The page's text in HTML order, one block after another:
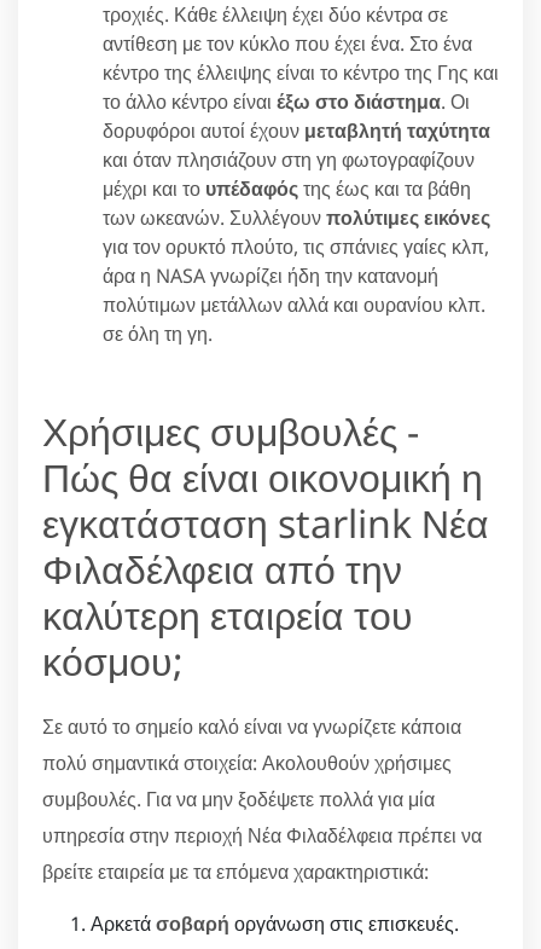
τροχιές. Κάθε έλλειψη έχει δύο κέντρα σε
αντίθεση με τον κύκλο που έχει ένα. Στο ένα
κέντρο της έλλειψης είναι το κέντρο της Γης και
το άλλο κέντρο είναι έξω στο διάστημα. Οι
δορυφόροι αυτοί έχουν μεταβλητή ταχύτητα
και όταν πλησιάζουν στη γη φωτογραφίζουν
μέχρι και το υπέδαφόςτης έως και τα βάθη
των ωκεανών. Συλλέγουνπολύτιμες εικόνες
για τον ορυκτό πλούτο, τις σπάνιες γαίες κλπ,
άρα η NASA γνωρίζει ήδη την κατανομή
πολύτιμων μετάλλων αλλά και ουρανίου κλπ.
σε όλη τη γη.
Χρήσιμες συμβουλές -
Πώς θα είναι οικονομική η
εγκατάσταση starlink Νέα
Φιλαδέλφεια από την
καλύτερη εταιρεία του
κόσμου;
Σε αυτό το σημείο καλό είναι να γνωρίζετε κάποια
πολύ σημαντικά στοιχεία: Ακολουθούν χρήσιμες
συμβουλές. Για να μην ξοδέψετε πολλά για μία
υπηρεσία στην περιοχή Νέα Φιλαδέλφεια πρέπει να
βρείτε εταιρεία με τα επόμενα χαρακτηριστικά:
Αρκετάσοβαρή οργάνωση στις επισκευές.